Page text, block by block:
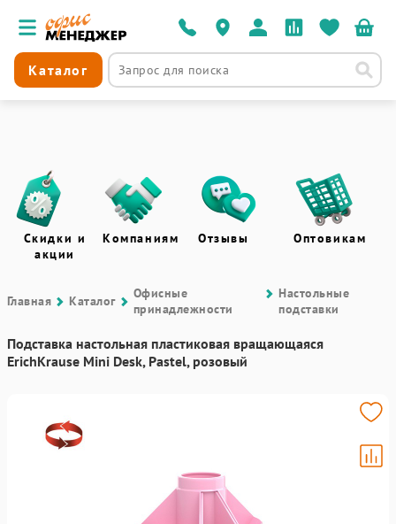
Каталог
Скидки и
акции
Компаниям Отзывы Оптовикам
Главная Каталог
Офисные
принадлежности
Настольные
подставки
Подставка настольная пластиковая вращающаяся
ErichKrause Mini Desk, Pastel, розовый